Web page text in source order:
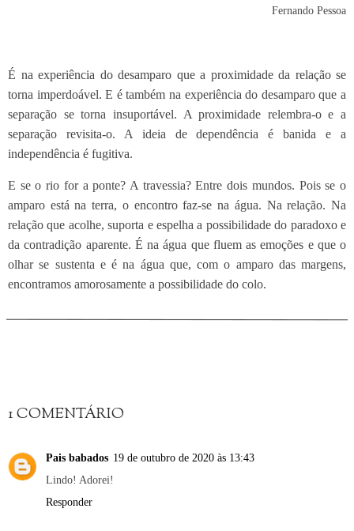
Fernando Pessoa
É na experiência do desamparo que a proximidade da relação se
torna imperdoável. E é também na experiência do desamparo que a
separação se torna insuportável. A proximidade relembra-o e a
separação revisita-o. A ideia de dependência é banida e a
independência é fugitiva.
E se o rio for a ponte? A travessia? Entre dois mundos. Pois se o
amparo está na terra, o encontro faz-se na água. Na relação. Na
relação que acolhe, suporta e espelha a possibilidade do paradoxo e
da contradição aparente. É na água que fluem as emoções e que o
olhar se sustenta e é na água que, com o amparo das margens,
encontramos amorosamente a possibilidade do colo.
1 COMENTÁRIO
Pais babados 19 de outubro de 2020 às 13:43
Lindo! Adorei!
Responder